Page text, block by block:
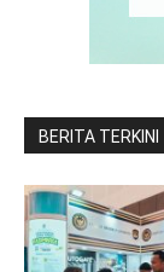
BERITA TERKINI